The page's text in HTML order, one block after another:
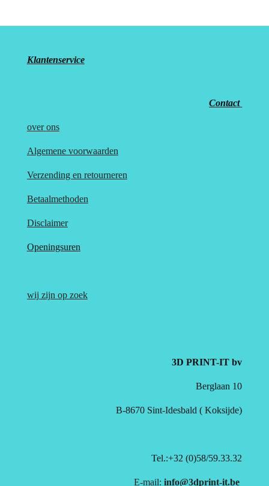
Klantenservice
Contact
over ons
Algemene voorwaarden
Verzending en retourneren
Betaalmethoden
Disclaimer
Openingsuren
wij zijn op zoek
3D PRINT-IT bv
Berglaan 10
B-8670 Sint-Idesbald ( Koksijde)
Tel.:+32 (0)58/59.33.32
E-mail:info@3dprint-it.be